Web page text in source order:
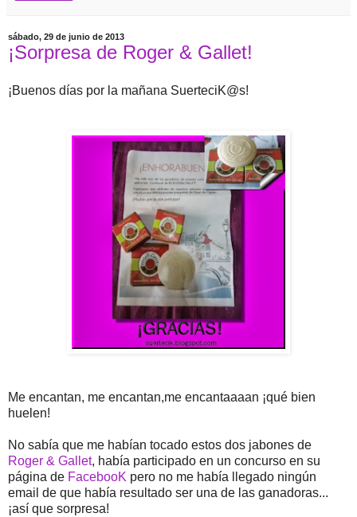
sábado, 29 de junio de 2013
¡Sorpresa de Roger & Gallet!
¡Buenos días por la mañana SuerteciK@s!
Me encantan, me encantan,me encantaaaan ¡qué bien
huelen!
No sabía que me habían tocado estos dos jabones de
Roger & Gallet, había participado en un concurso en su
página de FacebooK pero no me había llegado ningún
email de que había resultado ser una de las ganadoras...
¡así que sorpresa!